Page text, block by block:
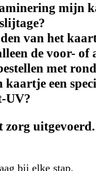
mijn
van het
de voor- of
met
een
UV?
zorg
bij elke stap.